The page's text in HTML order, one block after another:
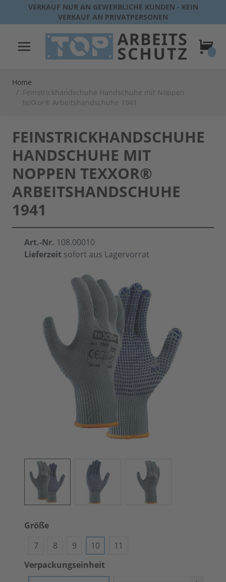
Direkt zum Inhalt
VERKAUF NUR AN GEWERBLICHE KUNDEN - KEIN
VERKAUF AN PRIVATPERSONEN
Home
/ Feinstrickhandschuhe Handschuhe mit Noppen
teXXor® Arbeitshandschuhe 1941
FEINSTRICKHANDSCHUHE
HANDSCHUHE MIT
NOPPEN TEXXOR®
ARBEITSHANDSCHUHE
1941
Art.-Nr. 108.00010
Lieferzeit sofort aus Lagervorrat
Größe
7
8 9 10
11
Verpackungseinheit